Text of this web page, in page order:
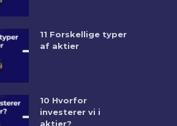
11 Forskellige typer
af aktier
10 Hvorfor
investerer vi i
aktier?